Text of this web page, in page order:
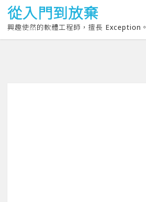
從入門到放棄
興趣使然的軟體工程師，擅長 Exception。